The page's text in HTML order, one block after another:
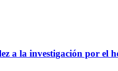
a la investigación por el